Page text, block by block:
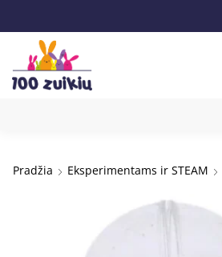
Pradžia Eksperimentams ir STEAM